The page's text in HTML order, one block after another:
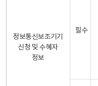
정보통신보조기기
신청 및 수혜자
정보
필수